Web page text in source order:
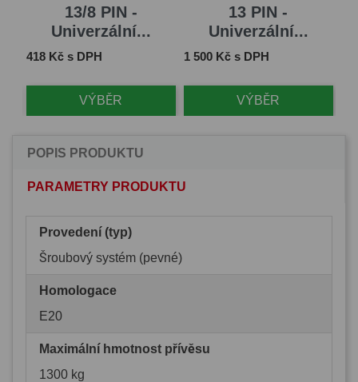
13/8 PIN -
Univerzální...
Cena
418 Kč s DPH
VÝBĚR
13 PIN -
Univerzální...
Cena
1 500 Kč s DPH
VÝBĚR
POPIS PRODUKTU
PARAMETRY PRODUKTU
Provedení (typ)
Šroubový systém (pevné)
Homologace
E20
Maximální hmotnost přívěsu
1300 kg